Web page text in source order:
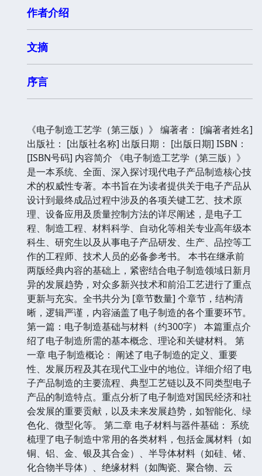
作者介绍
文摘
序言
《电子制造工艺学（第三版）》 编著者： [编著者姓名]
出版社： [出版社名称] 出版日期： [出版日期] ISBN：
[ISBN号码] 内容简介 《电子制造工艺学（第三版）》
是一本系统、全面、深入探讨现代电子产品制造核心技
术的权威性专著。本书旨在为读者提供关于电子产品从
设计到最终成品过程中涉及的各项关键工艺、技术原
理、设备应用及质量控制方法的详尽阐述，是电子工
程、制造工程、材料科学、自动化等相关专业高年级本
科生、研究生以及从事电子产品研发、生产、品控等工
作的工程师、技术人员的必备参考书。 本书在继承前
两版经典内容的基础上，紧密结合电子制造领域日新月
异的发展趋势，对众多新兴技术和前沿工艺进行了重点
更新与充实。全书共分为 [章节数量] 个章节，结构清
晰，逻辑严谨，内容涵盖了电子制造的各个重要环节。
第一篇：电子制造基础与材料（约300字） 本篇重点介
绍了电子制造所需的基本概念、理论和关键材料。 第
一章 电子制造概论： 阐述了电子制造的定义、重要
性、发展历程及其在现代工业中的地位。详细介绍了电
子产品制造的主要流程、典型工艺链以及不同类型电子
产品的制造特点。重点分析了电子制造对国民经济和社
会发展的重要贡献，以及未来发展趋势，如智能化、绿
色化、微型化等。 第二章 电子材料与器件基础： 系统
梳理了电子制造中常用的各类材料，包括金属材料（如
铜、铝、金、银及其合金）、半导体材料（如硅、锗、
化合物半导体）、绝缘材料（如陶瓷、聚合物、云